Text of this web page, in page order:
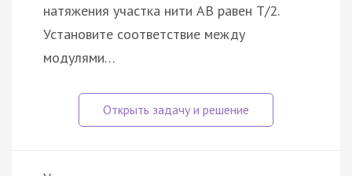
натяжения участка нити AB равен T/2.
Установите соответствие между
модулями…